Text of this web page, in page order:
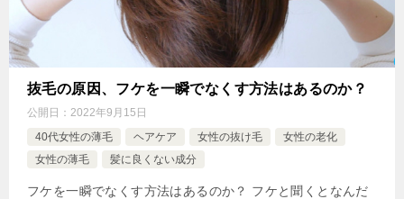
抜毛の原因、フケを一瞬でなくす方法はあるのか？
公開日： 2022年9月15日
40代女性の薄毛
ヘアケア 女性の抜け毛
女性の老化
女性の薄毛
髪に良くない成分
フケを一瞬でなくす方法はあるのか？ フケと聞くとなんだ